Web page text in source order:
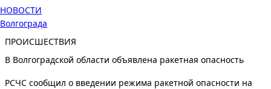
НОВОСТИ
Волгограда
ПРОИСШЕСТВИЯ
В Волгоградской области объявлена ракетная опасность
РСЧС сообщил о введении режима ракетной опасности на